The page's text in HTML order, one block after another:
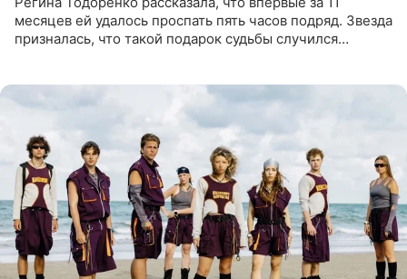
месяцев ей удалось проспать пять часов подряд. Звезда
призналась, что такой подарок судьбы случился